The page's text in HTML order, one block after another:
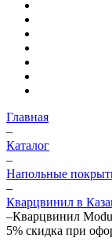
Главная
–
Каталог
–
Напольные
–
Кварцвинил в
–Кварцвинил
5% скидка при